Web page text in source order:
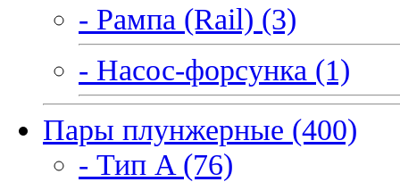
- Рампа (Rail) (3)
- Насос-форсунка (1)
Пары плунжерные (400)
- Тип A (76)